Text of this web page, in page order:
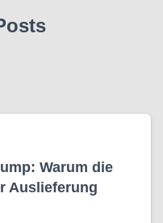
Warum die
Auslieferung